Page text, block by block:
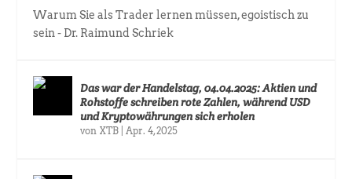
Warum Sie als Trader lernen müssen, egoistisch zu
sein - Dr. Raimund Schriek
Das war der Handelstag, 04.04.2025: Aktien und
Rohstoffe schreiben rote Zahlen, während USD
und Kryptowährungen sich erholen
von XTB |Apr. 4, 2025